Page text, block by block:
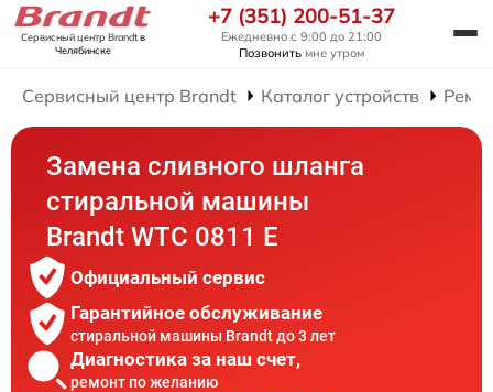
Сервисный центр Brandtв
Челябинске
+7 (351) 200-51-37
Ежедневно с 9:00 до 21:00
Позвонить мне утром
Сервисный центр Brandt Каталог устройств
Замена сливного шланга
стиральной машины
Brandt WTC 0811 E
Официальный сервис
Гарантийное обслуживание
стиральной машины Brandt до 3 лет
Диагностика за наш счет,
ремонт по желанию